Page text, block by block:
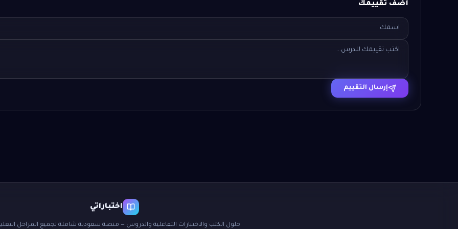
أضف تقييمك
إرسال التقييم
اختباراتي
حلول الكتب والاختبارات التفاعلية والدروس — منصة سعودية شاملة لجميع المراحل